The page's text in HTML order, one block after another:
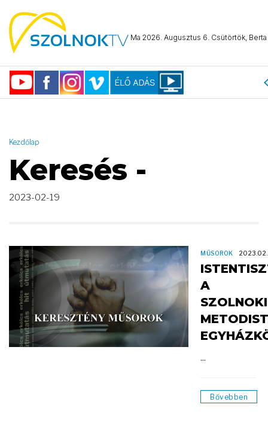
Ma 2026. Augusztus 6. Csütörtök, Berta
"2023-02-19 23:59:59" )
Kezdőlap
Keresés -
2023-02-19
MŰSOROK
A
SZOLNOKI
...
Bővebben